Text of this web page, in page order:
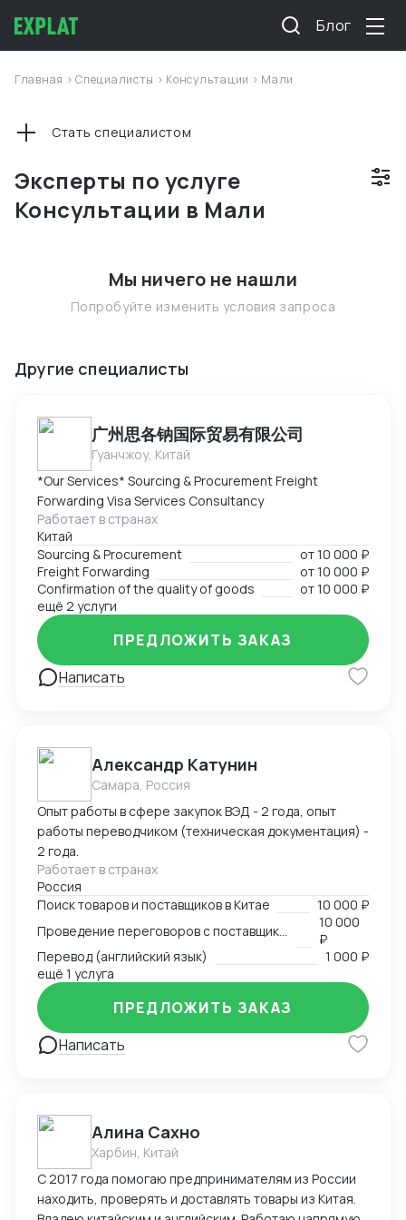
Блог
Главная >Специалисты > Консультации > Мали
Эксперты по услуге
Консультации в Мали
Стать специалистом
Мы ничего не нашли
Попробуйте изменить условия запроса
Другие специалисты
广州思各钠国际贸易有限公司
Гуанчжоу, Китай
*Our Services* Sourcing & Procurement Freight
Forwarding Visa Services Consultancy
Работает в странах
Китай
Sourcing & Procurement
от10 000 ₽
Freight Forwarding
от10 000 ₽
Confirmation of the quality of goods
от10 000 ₽
ещё 2 услуги
Написать
ПРЕДЛОЖИТЬ ЗАКАЗ
Александр Катунин
Самара, Россия
Опыт работы в сфере закупок ВЭД - 2 года, опыт
работы переводчиком (техническая документация) -
2 года.
Работает в странах
Россия
Поиск товаров и поставщиков в Китае
10 000 ₽
10 000
₽
Перевод (английский язык)
1 000 ₽
ещё 1 услуга
Написать
ПРЕДЛОЖИТЬ ЗАКАЗ
Алина Сахно
Харбин, Китай
С 2017 года помогаю предпринимателям из России
находить, проверять и доставлять товары из Китая.